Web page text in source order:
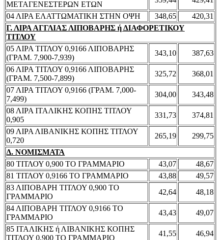
ΜΕΤΑΓΕΝΕΣΤΕΡΩΝ ΕΤΩΝ
04 ΛΙΡΑ ΕΛΑΤΤΩΜΑΤΙΚΗ ΣΤΗΝ ΟΨΗ
348,65
420,31
Γ. ΛΙΡΑ ΑΓΓΛΙΑΣ ΛΙΠΟΒΑΡΗΣ ή ΔΙΑΦΟΡΕΤΙΚΟΥ
ΤΙΤΛΟΥ
05 ΛΙΡΑ ΤΙΤΛΟΥ 0,9166 ΛΙΠΟΒΑΡΗΣ
(ΓΡΑΜ. 7,900-7,939)
343,10
387,63
06 ΛΙΡΑ ΤΙΤΛΟΥ 0,9166 ΛΙΠΟΒΑΡΗΣ
(ΓΡΑΜ. 7,500-7,899)
325,72
368,01
07 ΛΙΡΑ ΤΙΤΛΟΥ 0,9166 (ΓΡΑΜ. 7,000-
7,499)
304,00
343,48
08 ΛΙΡΑ ΙΤΑΛΙΚΗΣ ΚΟΠΗΣ ΤΙΤΛΟΥ
0,905
331,73
374,81
09 ΛΙΡΑ ΛΙΒΑΝΙΚΗΣ ΚΟΠΗΣ ΤΙΤΛΟΥ
0,720
265,19
299,75
Δ. ΝΟΜΙΣΜΑΤΑ
80 ΤΙΤΛΟΥ 0,900 ΤΟ ΓΡΑΜΜΑΡΙΟ
43,07
48,67
81 ΤΙΤΛΟΥ 0,9166 ΤΟ ΓΡΑΜΜΑΡΙΟ
43,88
49,57
83 ΛΙΠΟΒΑΡΗ ΤΙΤΛΟΥ 0,900 ΤΟ
ΓΡΑΜΜΑΡΙΟ
42,64
48,18
84 ΛΙΠΟΒΑΡΗ ΤΙΤΛΟΥ 0,9166 ΤΟ
ΓΡΑΜΜΑΡΙΟ
43,43
49,07
85 ΙΤΑΛΙΚΗΣ ή ΛΙΒΑΝΙΚΗΣ ΚΟΠΗΣ
ΤΙΤΛΟΥ 0,900 ΤΟ ΓΡΑΜΜΑΡΙΟ
41,55
46,94